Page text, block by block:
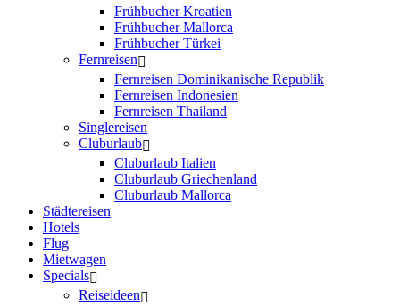
Frühbucher Kroatien
Frühbucher Mallorca
Frühbucher Türkei
Fernreisen
Fernreisen Dominikanische Republik
Fernreisen Indonesien
Fernreisen Thailand
Singlereisen
Cluburlaub
Cluburlaub Italien
Cluburlaub Griechenland
Cluburlaub Mallorca
Städtereisen
Hotels
Flug
Mietwagen
Specials
Reiseideen